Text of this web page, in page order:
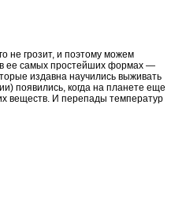
не грозит, и поэтому можем
в ее самых простейших формах —
издавна научились выживать
появились, когда на планете еще
веществ. И перепады температур